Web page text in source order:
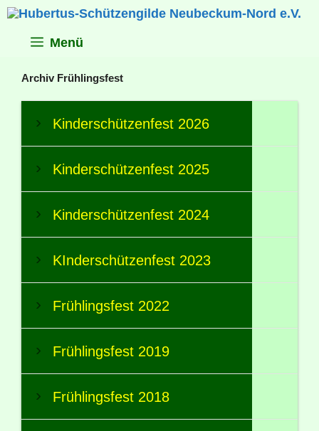
Zum
Inhalt
Menü
Archiv Frühlingsfest
Kinderschützenfest 2026
Kinderschützenfest 2025
Kinderschützenfest 2024
KInderschützenfest 2023
Frühlingsfest 2022
Frühlingsfest 2019
Frühlingsfest 2018